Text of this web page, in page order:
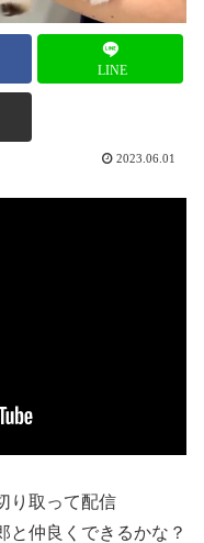
LINE
2023.06.01
り取って配信
と仲良くできるかな？